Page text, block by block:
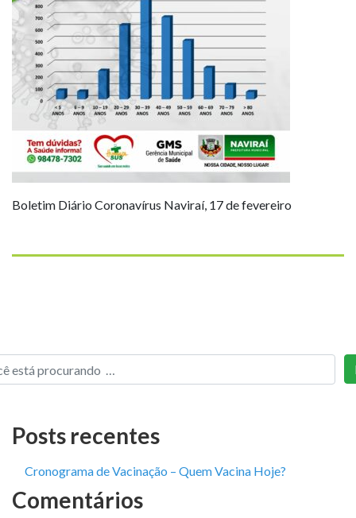
Boletim Diário Coronavírus Naviraí, 17 de fevereiro
Posts recentes
Cronograma de Vacinação – Quem Vacina Hoje?
Comentários